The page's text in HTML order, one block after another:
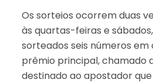
Os sorteios ocorrem duas
às quartas-feiras e
sorteados seis números em
prêmio principal, chamado
destinado ao apostador